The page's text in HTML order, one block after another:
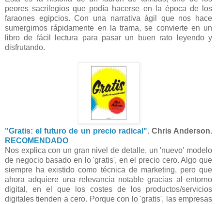
peores sacrilegios que podía hacerse en la época de los
faraones egipcios. Con una narrativa ágil que nos hace
sumergirnos rápidamente en la trama, se convierte en un
libro de fácil lectura para pasar un buen rato leyendo y
disfrutando.
"Gratis: el futuro de un precio radical". Chris Anderson.
RECOMENDADO
Nos explica con un gran nivel de detalle, un 'nuevo' modelo
de negocio basado en lo 'gratis', en el precio cero. Algo que
siempre ha existido como técnica de marketing, pero que
ahora adquiere una relevancia notable gracias al entorno
digital, en el que los costes de los productos/servicios
digitales tienden a cero. Porque con lo 'gratis', las empresas